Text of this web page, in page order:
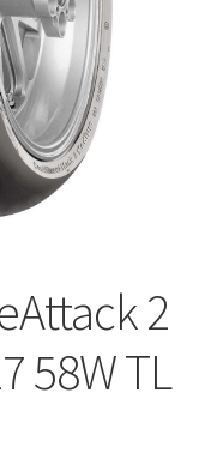
2
58W TL